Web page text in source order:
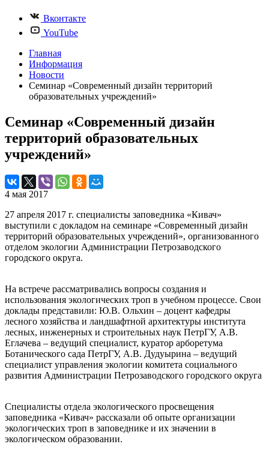
Вконтакте
YouTube
Главная
Информация
Новости
Семинар «Современный дизайн территорий
образовательных учреждений»
Семинар «Современный дизайн
территорий образовательных
учреждений»
4 мая 2017
27 апреля 2017 г. специалисты заповедника «Кивач»
выступили с докладом на семинаре «Современный дизайн
территорий образовательных учреждений», организованного
отделом экологии Администрации Петрозаводского
городского округа.
На встрече рассматривались вопросы создания и
использования экологических троп в учебном процессе. Свои
доклады представили: Ю.В. Ольхин – доцент кафедры
лесного хозяйства и ландшафтной архитектуры института
лесных, инженерных и строительных наук ПетрГУ, А.В.
Еглачева – ведущий специалист, куратор арборетума
Ботанического сада ПетрГУ, А.В. Дудуырина – ведущий
специалист управления экологии комитета социального
развития Администрации Петрозаводского городского округа
Специалисты отдела экологического просвещения
заповедника «Кивач» рассказали об опыте организации
экологических троп в заповеднике и их значении в
экологическом образовании.